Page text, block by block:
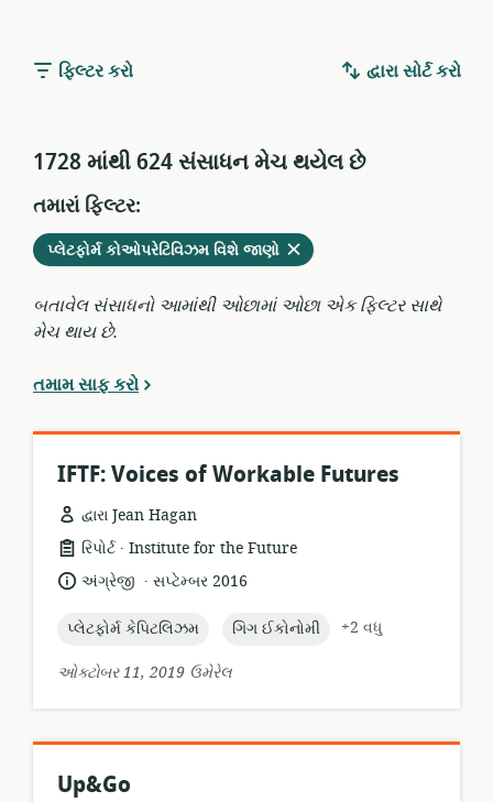
ફિલ્ટર કરો દ્વારા સોર્ટ કરો
1728 માંથી 624 સંસાધન મેચ થયેલ છે
તમારાં ફિલ્ટર:
વર્તમાન
ફિલ્ટરમાંથી
પ્લેટફોર્મ કોઓપરેટિવિઝમ વિશે જાણોકાઢી
નાંખો
બતાવેલ સંસાધનો આમાંથી ઓછામાં ઓછા એક ફિલ્ટર સાથે
મેચ થાય છે.
તમામ સાફ કરો
IFTF: Voices of Workable Futures
દ્વારા Jean Hagan
સંસાધન
બંધારણ:
રિપોર્ટ .
પ્રકાશક:
Institute for the Future
ભાષા:અંગ્રેજી .
પ્રકાશન
સપ્ટેમ્બર 2016
topic:
પ્લેટફોર્મ કેપિટલિઝમ topic:
ગિગ ઈકોનોમી
+2 વધુ
ઓક્ટોબર 11, 2019 ઉમેરેલ
Up&Go